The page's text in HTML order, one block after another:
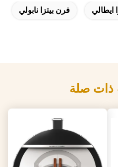
ايطالي فرن بيتزا نابولي
ذات صلة